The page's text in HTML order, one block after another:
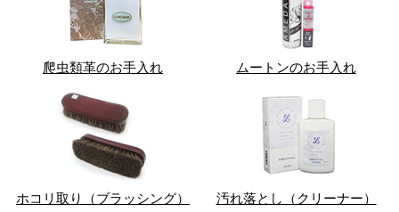
爬虫類革のお手入れ ムートンのお手入れ
ホコリ取り（ブラッシング） 汚れ落とし（クリーナー）